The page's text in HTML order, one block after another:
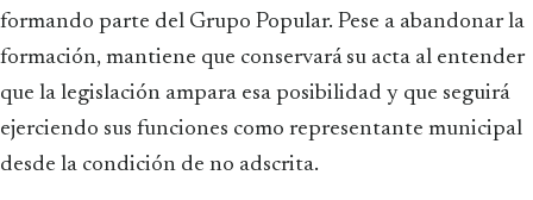
formando parte del Grupo Popular. Pese a abandonar la
formación, mantiene que conservará su acta al entender
que la legislación ampara esa posibilidad y que seguirá
ejerciendo sus funciones como representante municipal
desde la condición de no adscrita.